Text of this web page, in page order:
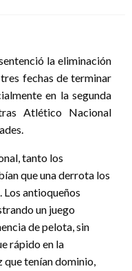
la eliminación
tres fechas de terminar
en la segunda
Atlético Nacional
tanto los
que una derrota los
antioqueños
un juego
de pelota, sin
rápido en la
que tenían dominio,